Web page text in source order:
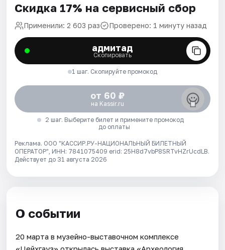
Скидка 17% на сервисный сбор
Применили: 2 603 раз Проверено: 1 минуту назад
адмитад
Скопировать
1 шаг. Скопируйте промокод
от 60 ₽
на Kassir.ru
2 шаг. Выберите билет и примените промокод
до оплаты
Реклама. ООО "КАССИР.РУ-НАЦИОНАЛЬНЫЙ БИЛЕТНЫЙ
ОПЕРАТОР", ИНН: 7841075409 erid: 25H8d7vbP8SRTvHZrUcdLB.
Действует до 31 августа 2026
О событии
20 марта в музейно-выставочном комплексе